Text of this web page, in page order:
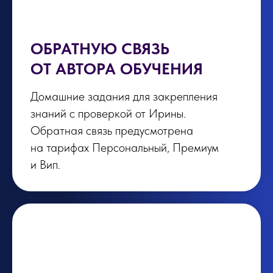
ОБРАТНУЮ СВЯЗЬ
ОТ АВТОРА ОБУЧЕНИЯ
Домашние задания для закрепления
знаний с проверкой от Ирины.
Обратная связь предусмотрена
на тарифах Персональный, Премиум
и Вип.